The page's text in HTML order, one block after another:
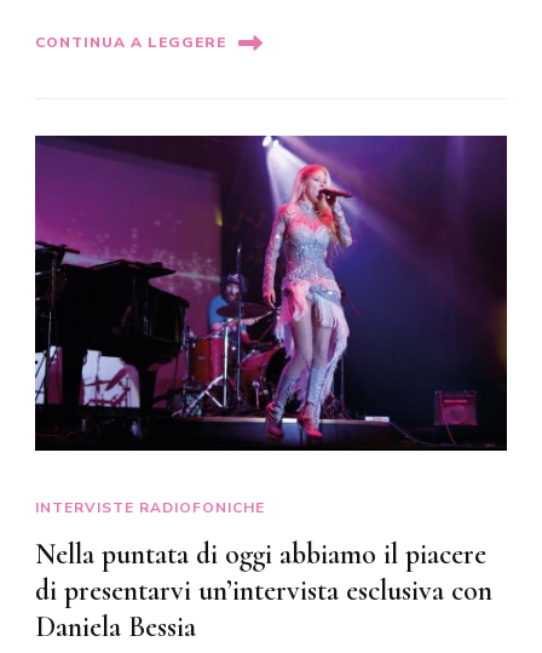
CONTINUA A LEGGERE
INTERVISTE RADIOFONICHE
Nella puntata di oggi abbiamo il piacere
di presentarvi un’intervista esclusiva con
Daniela Bessia